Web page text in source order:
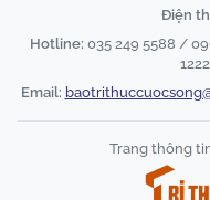
Điện
Hotline: 035 249 5588 /
Email:
Trang thông